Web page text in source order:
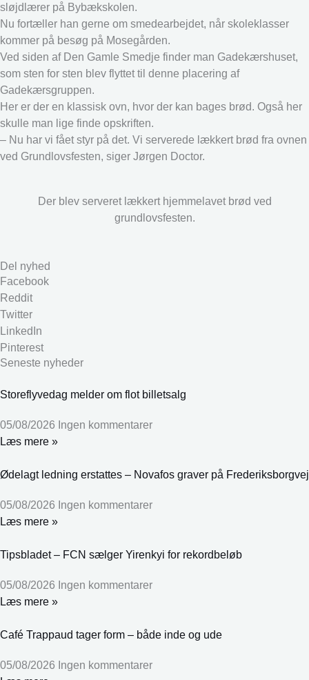
sløjdlærer på Bybækskolen.
Nu fortæller han gerne om smedearbejdet, når skoleklasser
kommer på besøg på Mosegården.
Ved siden af Den Gamle Smedje finder man Gadekærshuset,
som sten for sten blev flyttet til denne placering af
Gadekærsgruppen.
Her er der en klassisk ovn, hvor der kan bages brød. Også her
skulle man lige finde opskriften.
– Nu har vi fået styr på det. Vi serverede lækkert brød fra ovnen
ved Grundlovsfesten, siger Jørgen Doctor.
Der blev serveret lækkert hjemmelavet brød ved
grundlovsfesten.
Del nyhed
Facebook
Reddit
Twitter
LinkedIn
Pinterest
Seneste nyheder
Storeflyvedag melder om flot billetsalg
05/08/2026 Ingen kommentarer
Læs mere »
Ødelagt ledning erstattes – Novafos graver på Frederiksborgvej
05/08/2026 Ingen kommentarer
Læs mere »
Tipsbladet – FCN sælger Yirenkyi for rekordbeløb
05/08/2026 Ingen kommentarer
Læs mere »
Café Trappaud tager form – både inde og ude
05/08/2026 Ingen kommentarer